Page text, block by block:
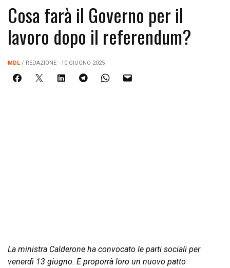
Cosa farà il Governo per il
lavoro dopo il referendum?
MDL / REDAZIONE - 10 GIUGNO 2025
La ministra Calderone ha convocato le parti sociali per
venerdì 13 giugno. E proporrà loro un nuovo patto